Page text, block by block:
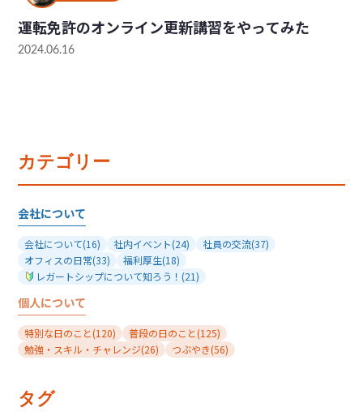
運転免許のオンライン更新講習をやってみた
2024.06.16
カテゴリー
会社について
会社について(16) 社内イベント(24) 社員の交流(37)
オフィスの日常(33) 福利厚生(18)
レガートシップについて知ろう！ (21)
個人について
特別な日のこと(120) 普段の日のこと(125)
勉強・スキル・チャレンジ(26) つぶやき(56)
タグ